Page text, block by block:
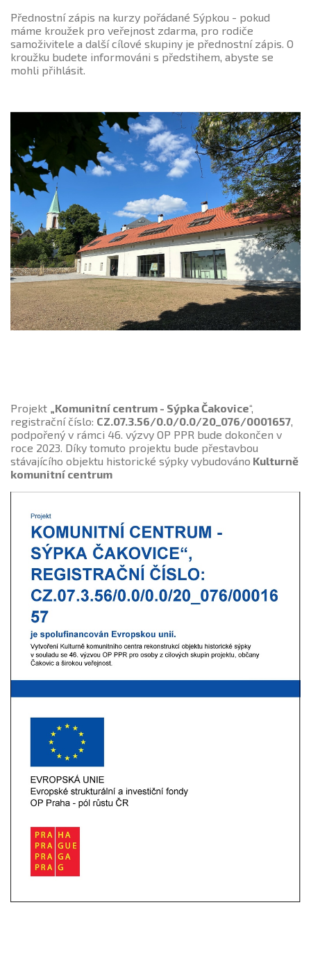
Přednostní zápis na kurzy pořádané Sýpkou - pokud
máme kroužek pro veřejnost zdarma, pro rodiče
samoživitele a další cílové skupiny je přednostní zápis. O
kroužku budete informováni s předstihem, abyste se
mohli přihlásit.
Projekt „Komunitní centrum - Sýpka Čakovice“,
registrační číslo: CZ.07.3.56/0.0/0.0/20_076/0001657
podpořený v rámci 46. výzvy OP PPR bude dokončen v
roce 2023. Díky tomuto projektu bude přestavbou
stávajícího objektu historické sýpky vybudováno Kulturně
komunitní centrum